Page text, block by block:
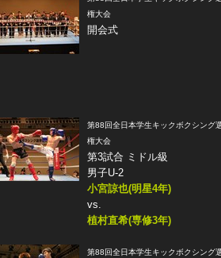
権大会
開会式
第88回全日本学生キックボクシング
権大会
第3試合 ミドル級
男子U-2
小宮諒也(明星4年)
vs.
植村直希(専修3年)
第88回全日本学生キックボクシング